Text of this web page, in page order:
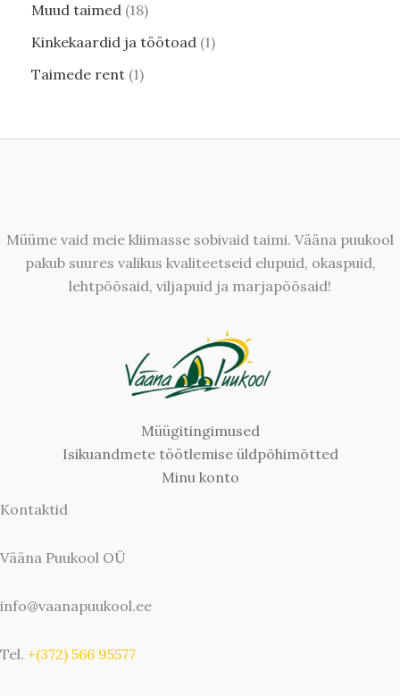
Muud taimed 18
Kinkekaardid ja töötoad 1
Taimede rent 1
Müüme vaid meie kliimasse sobivaid taimi. Vääna puukool
pakub suures valikus kvaliteetseid elupuid, okaspuid,
lehtpõõsaid, viljapuid ja marjapõõsaid!
Müügitingimused
Isikuandmete töötlemise üldpõhimõtted
Minu konto
Kontaktid
Vääna Puukool OÜ
info@vaanapuukool.ee
Tel. +(372) 566 95577